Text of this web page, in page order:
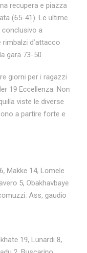
recupera e piazza
(65-41). Le ultime
a
rimbalzi d’attacco
gara 73-50.
giorni per i ragazzi
19 Eccellenza. Non
viste le diverse
a partire forte e
Makke 14, Lomele
5, Obakhavbaye
Ass, gaudio
19, Lunardi 8,